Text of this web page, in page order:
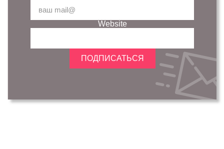
Website
ПОДПИСАТЬСЯ